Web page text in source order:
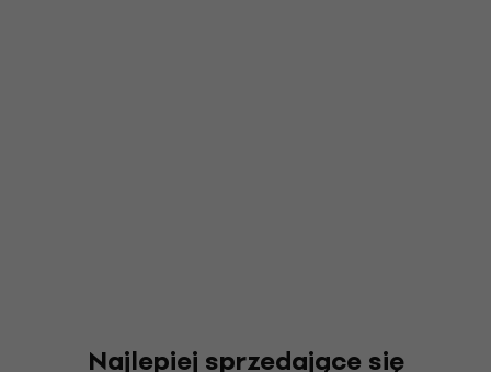
Najlepiej sprzedające się